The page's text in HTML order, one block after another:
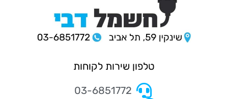
טלפון שירות לקוחות
03-6851772